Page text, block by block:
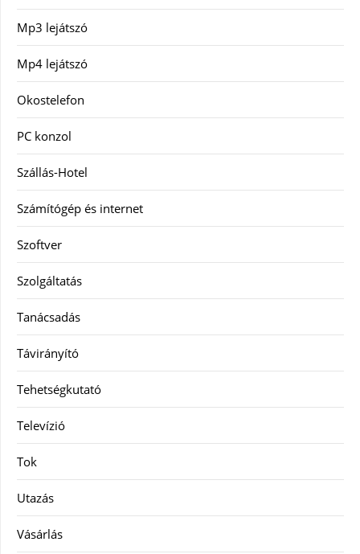
Mp3 lejátszó
Mp4 lejátszó
Okostelefon
PC konzol
Szállás-Hotel
Számítógép és internet
Szoftver
Szolgáltatás
Tanácsadás
Távirányító
Tehetségkutató
Televízió
Tok
Utazás
Vásárlás